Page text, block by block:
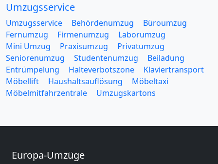
Umzugsservice
Umzugsservice Behördenumzug
Büroumzug
Fernumzug
Firmenumzug
Laborumzug
Mini Umzug
Praxisumzug
Privatumzug
Seniorenumzug
Studentenumzug
Beiladung
Entrümpelung
Halteverbotszone
Klaviertransport
Möbellift
Haushaltsauflösung
Möbeltaxi
Möbelmitfahrzentrale
Umzugskartons
Europa-Umzüge